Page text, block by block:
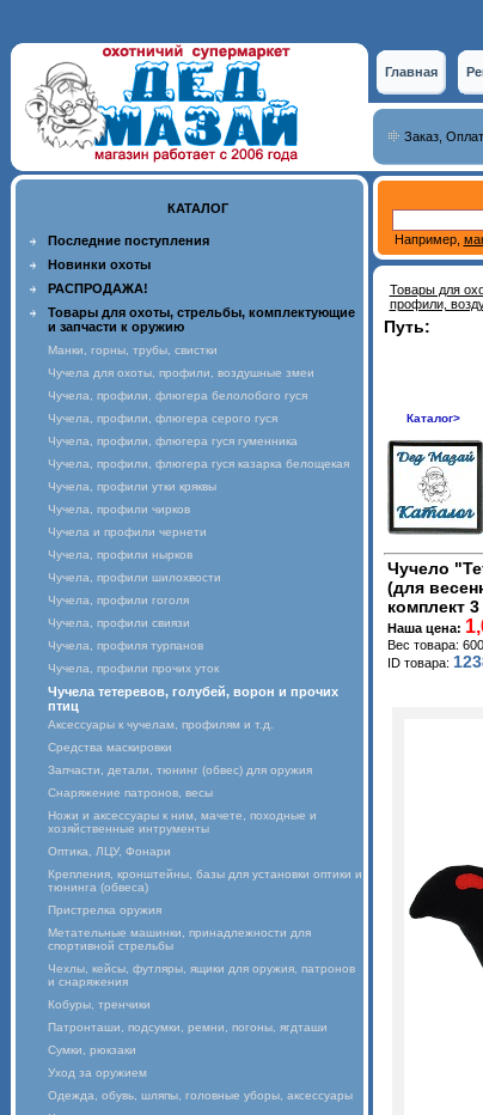
Главная
Заказ,
КАТАЛОГ
Последние поступления
Новинки охоты
РАСПРОДАЖА!
Товары для охоты, стрельбы, комплектующие
и запчасти к оружию
Манки, горны, трубы, свистки
Чучела для охоты, профили, воздушные змеи
Чучела, профили, флюгера белолобого гуся
Чучела, профили, флюгера серого гуся
Чучела, профили, флюгера гуся гуменника
Чучела, профили, флюгера гуся казарка белощекая
Чучела, профили утки кряквы
Чучела, профили чирков
Чучела и профили чернети
Чучела, профили нырков
Чучела, профили шилохвости
Чучела, профили гоголя
Чучела, профили свиязи
Чучела, профиля турпанов
Чучела, профили прочих уток
Чучела тетеревов, голубей, ворон и прочих
птиц
Аксессуары к чучелам, профилям и т.д.
Средства маскировки
Запчасти, детали, тюнинг (обвес) для оружия
Снаряжение патронов, весы
Ножи и аксессуары к ним, мачете, походные и
хозяйственные интрументы
Оптика, ЛЦУ, Фонари
Крепления, кронштейны, базы для установки оптики и
тюнинга (обвеса)
Пристрелка оружия
Метательные машинки, принадлежности для
спортивной стрельбы
Чехлы, кейсы, футляры, ящики для оружия, патронов
и снаряжения
Кобуры, тренчики
Патронташи, подсумки, ремни, погоны, ягдташи
Сумки, рюкзаки
Уход за оружием
Одежда, обувь, шляпы, головные уборы, аксессуары
Например,
Товары для
профили,
Путь:
Каталог>
Чучело
(для
комплект
Наша цена:
Вес товара:
ID товара: